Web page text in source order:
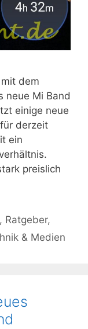
dem
neue Mi Band
einige neue
derzeit
ein
preislich
, Ratgeber,
& Medien